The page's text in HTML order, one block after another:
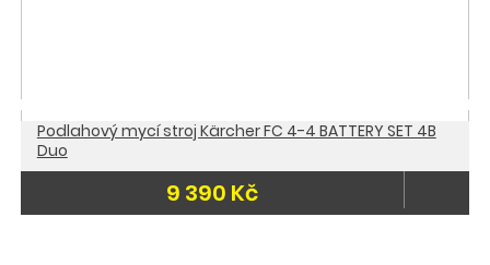
Podlahový mycí stroj Kärcher FC 4-4 BATTERY SET 4B
Duo
9 390 Kč